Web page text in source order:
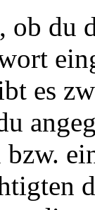
ob du
es